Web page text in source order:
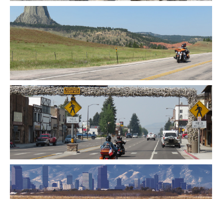
Un forfait de 100 USD de remorquage de
votre véhicule pour les véhicules avec LDW Zero
si vous étiez en incapacité de le rapporter au lieu
de rendez-vous prévu pour le rendu des motos
(hors crevaison)
Une assurance SLI (responsabilité civile vis-
à-vis des tiers) vous couvre à hauteur de 300.000
USD lors de l’usage de votre véhicule
Les entrées dans les parcs nationaux, les
visites, péages et ferries prévus au programme
Les parkings
De l’eau fraîche à volonté
Un carnet “Infos Voyage” dématérialisé sur
smartphone ou tablette
Un T-shirt West Forever